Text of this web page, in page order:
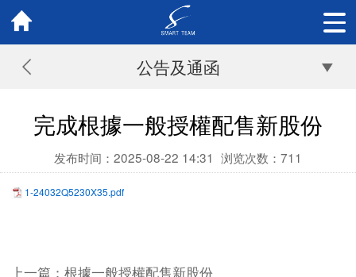
公告及通函
完成根據一般授權配售新股份
发布时间：2025-08-22 14:31 浏览次数： 711
1-24032Q5230X35.pdf
上一篇：根據一般授權配售新股份